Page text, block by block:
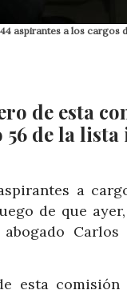
aspirantes a los
de esta
de la lista
a
de que
esta